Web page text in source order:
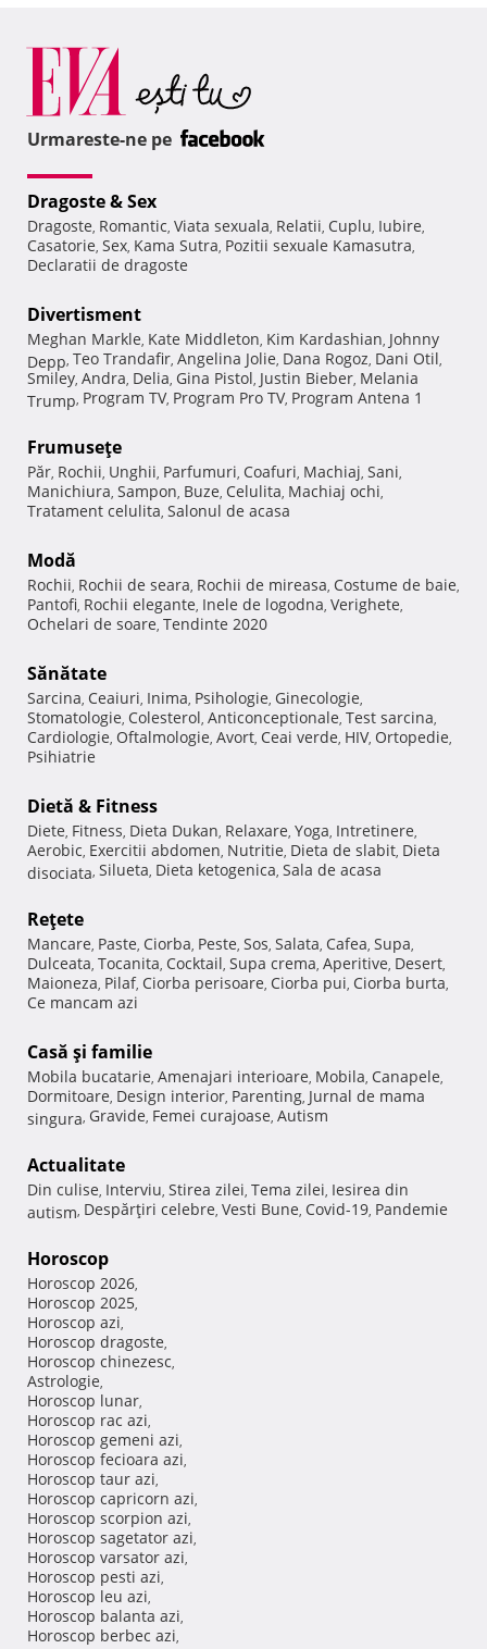
Urmareste-ne pe
Dragoste & Sex
Dragoste, Romantic, Viata sexuala, Relatii, Cuplu, Iubire,
Casatorie, Sex, Kama Sutra, Pozitii sexuale Kamasutra,
Declaratii de dragoste
Divertisment
Meghan Markle, Kate Middleton, Kim Kardashian, Johnny
Depp, Teo Trandafir, Angelina Jolie, Dana Rogoz, Dani Otil,
Smiley, Andra, Delia, Gina Pistol, Justin Bieber, Melania
Trump, Program TV, Program Pro TV, Program Antena 1
Frumuseţe
Păr, Rochii, Unghii, Parfumuri, Coafuri, Machiaj, Sani,
Manichiura, Sampon, Buze, Celulita, Machiaj ochi,
Tratament celulita, Salonul de acasa
Modă
Rochii, Rochii de seara, Rochii de mireasa, Costume de baie,
Pantofi, Rochii elegante, Inele de logodna, Verighete,
Ochelari de soare, Tendinte 2020
Sănătate
Sarcina, Ceaiuri, Inima, Psihologie, Ginecologie,
Stomatologie, Colesterol, Anticonceptionale, Test sarcina,
Cardiologie, Oftalmologie, Avort, Ceai verde, HIV, Ortopedie,
Psihiatrie
Dietă & Fitness
Diete, Fitness, Dieta Dukan, Relaxare, Yoga, Intretinere,
Aerobic, Exercitii abdomen, Nutritie, Dieta de slabit, Dieta
disociata, Silueta, Dieta ketogenica, Sala de acasa
Reţete
Mancare, Paste, Ciorba, Peste, Sos, Salata, Cafea, Supa,
Dulceata, Tocanita, Cocktail, Supa crema, Aperitive, Desert,
Maioneza, Pilaf, Ciorba perisoare, Ciorba pui, Ciorba burta,
Ce mancam azi
Casă şi familie
Mobila bucatarie, Amenajari interioare, Mobila, Canapele,
Dormitoare, Design interior, Parenting, Jurnal de mama
singura, Gravide, Femei curajoase, Autism
Actualitate
Din culise, Interviu, Stirea zilei, Tema zilei, Iesirea din
autism, Despărţiri celebre, Vesti Bune, Covid-19, Pandemie
Horoscop
Horoscop 2026,
Horoscop 2025,
Horoscop azi,
Horoscop dragoste,
Horoscop chinezesc,
Astrologie,
Horoscop lunar,
Horoscop rac azi,
Horoscop gemeni azi,
Horoscop fecioara azi,
Horoscop taur azi,
Horoscop capricorn azi,
Horoscop scorpion azi,
Horoscop sagetator azi,
Horoscop varsator azi,
Horoscop pesti azi,
Horoscop leu azi,
Horoscop balanta azi,
Horoscop berbec azi,